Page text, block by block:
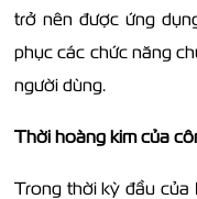
trở nên được ứng
phục các chức năng
người dùng.
Thời hoàng kim của
Trong thời kỳ đầu của